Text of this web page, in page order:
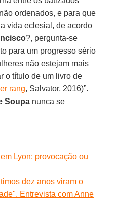
ordenados, e para que
vida eclesial, de acordo
?, pergunta-se
para um progresso sério
não estejam mais
o título de um livro de
rang, Salvator, 2016)”.
Soupa nunca se
Lyon: provocação ou
dez anos viram o
Entrevista com Anne